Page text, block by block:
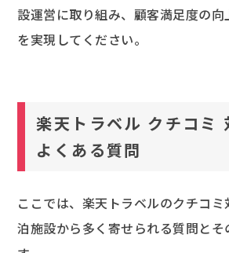
設運営に取り組み、顧客満足度の
を実現してください。
楽天トラベル クチコミ
よくある質問
ここでは、楽天トラベルのクチコミ
泊施設から多く寄せられる質問とそ